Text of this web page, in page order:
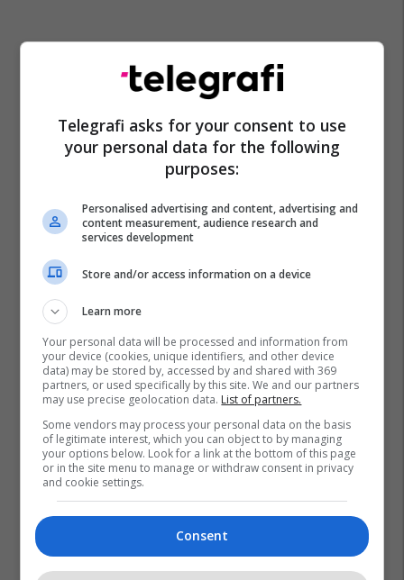
Telegrafi asks for your consent to use
your personal data for the following
purposes:
Personalised advertising and content, advertising and
content measurement, audience research and
services development
Store and/or access information on a device
Learn more
Your personal data will be processed and information from
your device (cookies, unique identifiers, and other device
data) may be stored by, accessed by and shared with 369
partners, or used specifically by this site. We and our partners
may use precise geolocation data. List of partners.
Some vendors may process your personal data on the basis
of legitimate interest, which you can object to by managing
your options below. Look for a link at the bottom of this page
or in the site menu to manage or withdraw consent in privacy
and cookie settings.
Consent